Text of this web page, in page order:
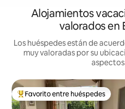
Alojamientos
valorados en
Los huéspedes están de
muy valoradas por su
Favorito entre huéspedes
Favorito entre huéspedes